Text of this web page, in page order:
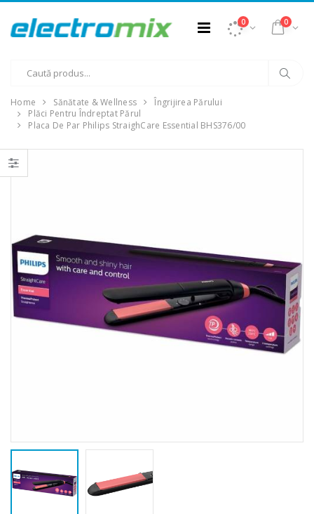
0 0
Home Sănătate & Wellness
Îngrijirea Părului
Plăci Pentru Îndreptat Părul
Placa De Par Philips StraighCare Essential BHS376/00